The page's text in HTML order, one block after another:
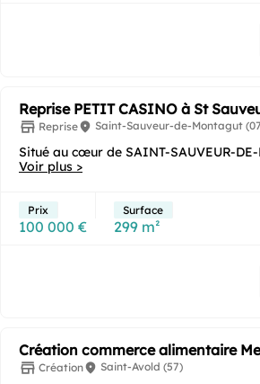
Reprise PETIT CASINO à St
Reprise Saint-Sauveur-de-Montagut
Situé au cœur de SAINT-SAUVEUR-DE-
magasin est idéale pour 2 personnes,
Voir plus >
Prix
100 000 €
Surface
299 m²
Création commerce alimentaire
Création Saint-Avold (57)